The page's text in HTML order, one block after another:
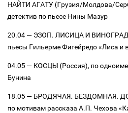
НАЙТИ АГАТУ (Грузия/Молдова/
детектив по пьесе Нины Мазур
20.04 — ЭЗОП. ЛИСИЦА И ВИНОГРАД
пьесы Гильерме Фигейредо «Лиса и
04.05 — КОСЦЫ (Россия), по
Бунина
18.05 — БРОДЯЧАЯ. БЕЗДОМНАЯ.
по мотивам рассказа А.П. Чехова